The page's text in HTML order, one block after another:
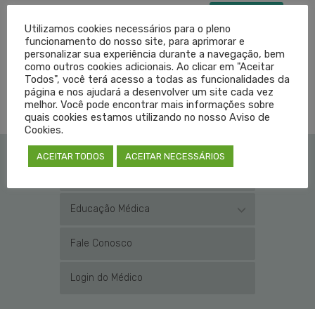
PUBLICADO EM NOTÍCIAS SEM COMENTÁRIOS
Educação Médica
Fale Conosco
Login do Médico
Utilizamos cookies necessários para o pleno
funcionamento do nosso site, para aprimorar e
personalizar sua experiência durante a navegação, bem
como outros cookies adicionais. Ao clicar em "Aceitar
Todos", você terá acesso a todas as funcionalidades da
página e nos ajudará a desenvolver um site cada vez
melhor. Você pode encontrar mais informações sobre
quais cookies estamos utilizando no nosso Aviso de
Cookies.
ACEITAR TODOS ACEITAR NECESSÁRIOS